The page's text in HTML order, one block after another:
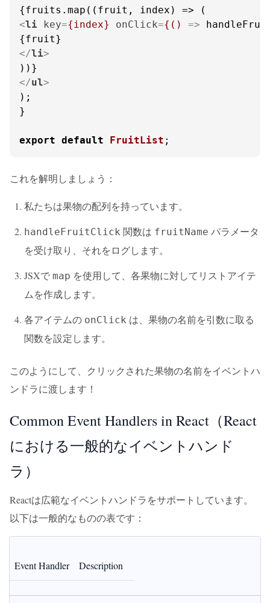
<li key={index} onClick={() =>
</li>
</ul>
);
}
export default FruitList ;
これを解明しましょう：
私たちは果物の配列を持っています。
handleFruitClick 関数は fruitName パラメータ
を受け取り、それをログします。
JSXで map を使用して、各果物に対してリストアイテ
ムを作成します。
各アイテムの onClick は、果物の名前を引数に取る
関数を設定します。
このようにして、クリックされた果物の名前をイベントハ
ンドラに渡します！
Common Event Handlers in React（React
における一般的なイベントハンド
ラ）
Reactは広範なイベントハンドラをサポートしています。
以下は一般的なものの表です：
Event Handler Description